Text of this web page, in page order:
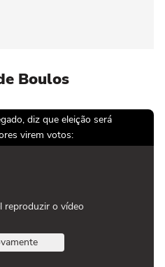
Boulos
diz que eleição será
virem votos:
reproduzir o vídeo